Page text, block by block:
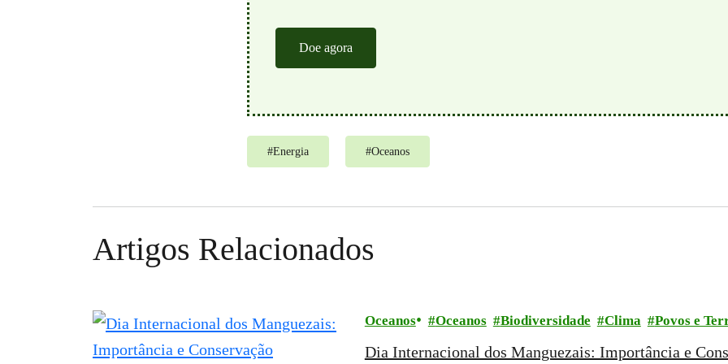
Doe agora
#Energia #Oceanos
Artigos Relacionados
Oceanos Oceanos Biodiversidade Clima Povos e
Dia Internacional dos Manguezais: Importância e